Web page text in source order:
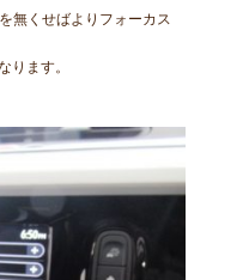
無くせばよりフォーカス
ります。